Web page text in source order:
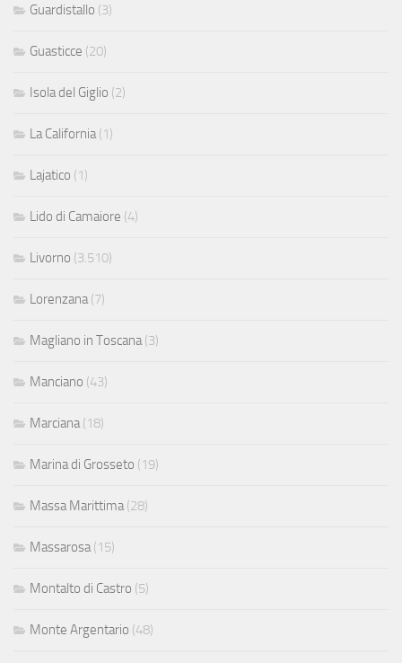
Guardistallo (3)
Guasticce (20)
Isola del Giglio (2)
La California (1)
Lajatico (1)
Lido di Camaiore (4)
Livorno (3.510)
Lorenzana (7)
Magliano in Toscana (3)
Manciano (43)
Marciana (18)
Marina di Grosseto (19)
Massa Marittima (28)
Massarosa (15)
Montalto di Castro (5)
Monte Argentario (48)